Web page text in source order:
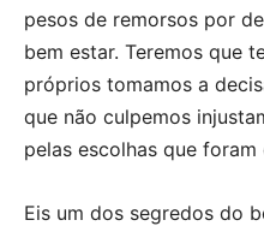
pesos de remorsos por
bem estar. Teremos que
próprios tomamos a
que não culpemos
pelas escolhas que
Eis um dos segredos do